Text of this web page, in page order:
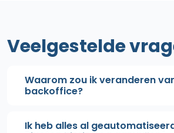
Veelgestelde
Waarom zou ik veranderen
backoffice?
Ik heb alles al